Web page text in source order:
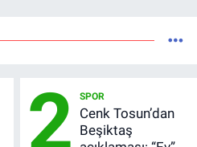
2 SPOR
Cenk Tosun’dan
Beşiktaş